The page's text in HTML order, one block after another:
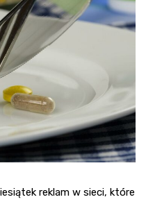
reklam w sieci, które